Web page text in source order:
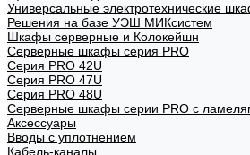
Универсальные электротехнические
Решения на базе УЭШ МИКсистем
Шкафы серверные и Колокейшн
Серверные шкафы серия PRO
Серия PRO 42U
Серия PRO 47U
Серия PRO 48U
Серверные шкафы серии PRO с
Аксессуары
Вводы с уплотнением
Кабель-каналы